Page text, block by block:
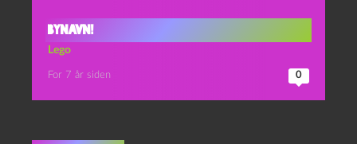
Bynavn!
Lego
For 7 år siden 0